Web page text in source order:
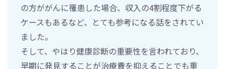
の方ががんに罹患した場合、収入の4割程度下がる
ケースもあるなど、とても参考になる話をされてい
ました。
そして、やはり健康診断の重要性を言われており、
早期に発見することが治療費を抑えることでも重